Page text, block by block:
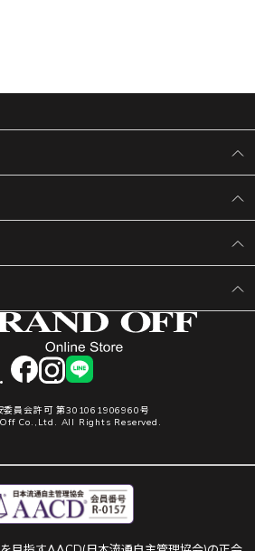
facebookinstagram
LINE
委員会許可 第301061906960号
Co.,Ltd. All Rights Reserved.